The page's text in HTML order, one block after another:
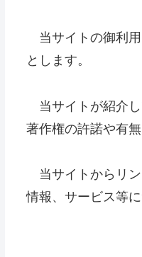
当サイトの御利用
とします。
当サイトが紹介し
著作権の許諾や有
当サイトからリン
情報、サービス等